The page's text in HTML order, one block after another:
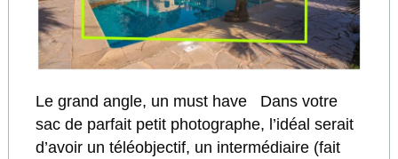
Le grand angle, un must have Dans votre
sac de parfait petit photographe, l’idéal serait
d’avoir un téléobjectif, un intermédiaire (fait